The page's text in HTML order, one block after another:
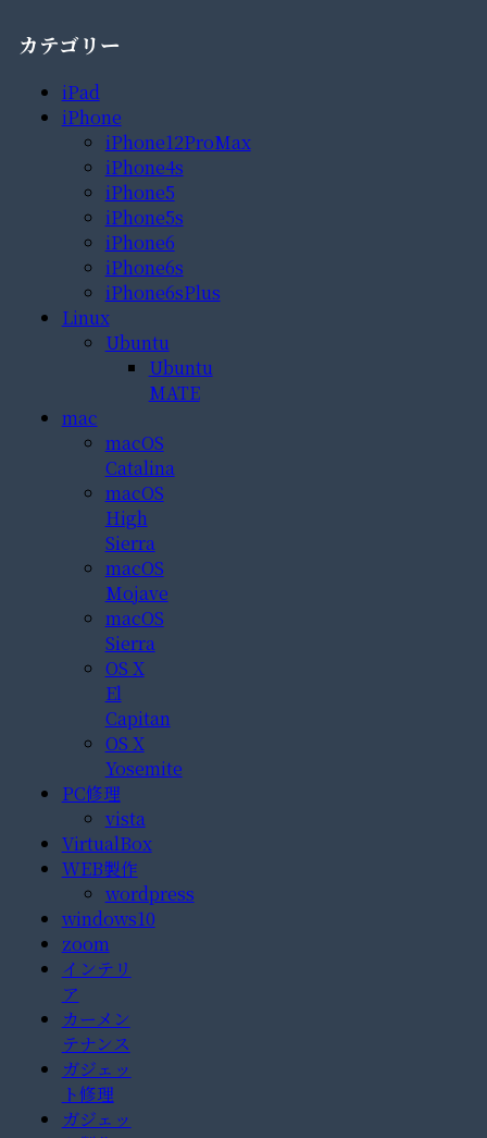
カテゴリー
iPad
iPhone
iPhone12ProMax
iPhone4s
iPhone5
iPhone5s
iPhone6
iPhone6s
iPhone6sPlus
Linux
Ubuntu
Ubuntu
MATE
mac
macOS
Catalina
macOS
High
Sierra
macOS
Mojave
macOS
Sierra
OS X
El
Capitan
OS X
Yosemite
PC修理
vista
VirtualBox
WEB製作
wordpress
windows10
zoom
インテリ
ア
カーメン
テナンス
ガジェッ
ト修理
ガジェッ